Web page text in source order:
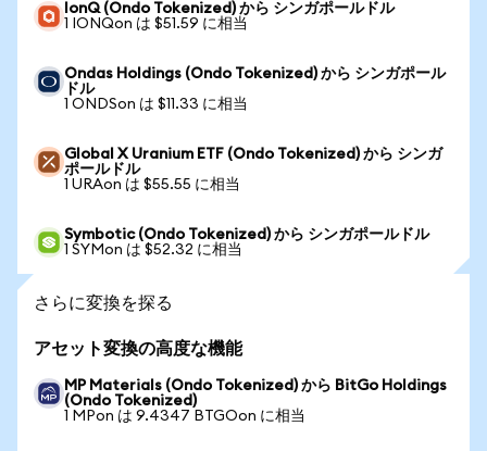
IonQ (Ondo Tokenized) から シンガポールドル
1 IONQon は $51.59 に相当
Ondas Holdings (Ondo Tokenized) から シンガポール
ドル
1 ONDSon は $11.33 に相当
Global X Uranium ETF (Ondo Tokenized) から シンガ
ポールドル
1 URAon は $55.55 に相当
Symbotic (Ondo Tokenized) から シンガポールドル
1 SYMon は $52.32 に相当
さらに変換を探る
アセット変換の高度な機能
MP Materials (Ondo Tokenized) から BitGo Holdings
(Ondo Tokenized)
1 MPon は 9.4347 BTGOon に相当